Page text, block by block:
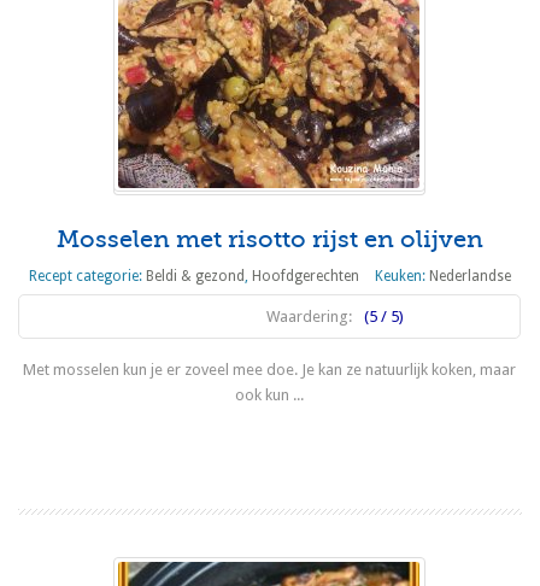
Mosselen met risotto rijst en olijven
Recept categorie: Beldi & gezond, Hoofdgerechten Keuken: Nederlandse
Waardering: (5 / 5)
Met mosselen kun je er zoveel mee doe. Je kan ze natuurlijk koken, maar
ook kun ...